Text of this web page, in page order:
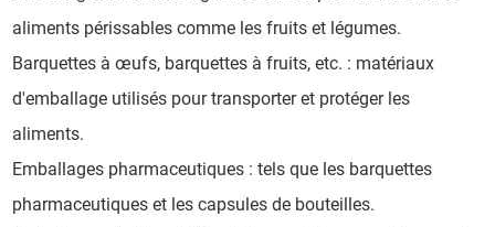
aliments périssables comme les fruits et légumes.
Barquettes à œufs, barquettes à fruits, etc. : matériaux
d'emballage utilisés pour transporter et protéger les
aliments.
Emballages pharmaceutiques : tels que les barquettes
pharmaceutiques et les capsules de bouteilles.